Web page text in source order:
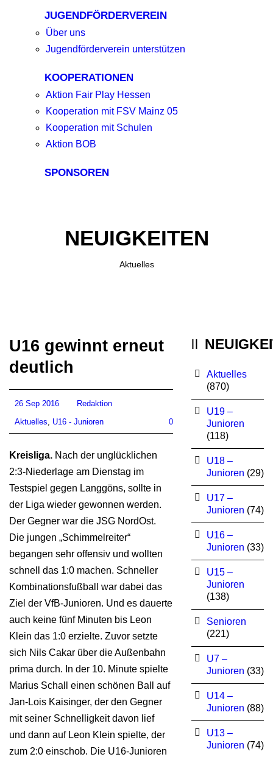
JUGENDFÖRDERVEREIN
Über uns
Jugendförderverein unterstützen
KOOPERATIONEN
Aktion Fair Play Hessen
Kooperation mit FSV Mainz 05
Kooperation mit Schulen
Aktion BOB
SPONSOREN
NEUIGKEITEN
Aktuelles
U16 gewinnt erneut
deutlich
26 Sep 2016
Redaktion
Aktuelles, U16 - Junioren 0
Kreisliga. Nach der unglücklichen
2:3-Niederlage am Dienstag im
Testspiel gegen Langgöns, sollte in
der Liga wieder gewonnen werden.
Der Gegner war die JSG NordOst.
Die jungen „Schimmelreiter“
begangen sehr offensiv und wollten
schnell das 1:0 machen. Schneller
Kombinationsfußball war dabei das
Ziel der VfB-Junioren. Und es dauerte
auch keine fünf Minuten bis Leon
Klein das 1:0 erzielte. Zuvor setzte
sich Nils Cakar über die Außenbahn
prima durch. In der 10. Minute spielte
Marius Schall einen schönen Ball auf
Jan-Lois Kaisinger, der den Gegner
mit seiner Schnelligkeit davon lief
und dann auf Leon Klein spielte, der
zum 2:0 einschob. Die U16-Junioren
Aktuelles
(870)
U19 –
Junioren
(118)
U18 –
Junioren (29)
U17 –
Junioren (74)
U16 –
Junioren (33)
U15 –
Junioren
(138)
Senioren
(221)
U7 –
Junioren (33)
U14 –
Junioren (88)
U13 –
Junioren (74)